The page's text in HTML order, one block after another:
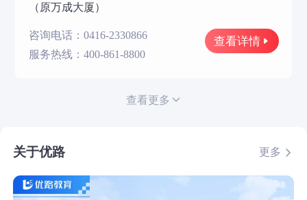
（原万成大厦）
咨询电话：0416-2330866
服务热线：400-861-8800
查看详情
查看更多
关于优路 更多